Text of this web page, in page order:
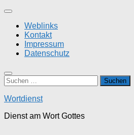
Zum
springenWeblinks
Kontakt
Impressum
Datenschutz
Suchen
nach:
Wortdienst
Dienst am Wort Gottes